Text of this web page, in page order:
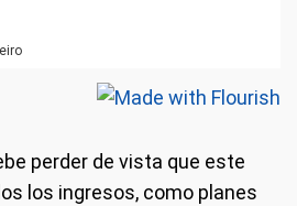
perder de vista que este
los ingresos, como planes